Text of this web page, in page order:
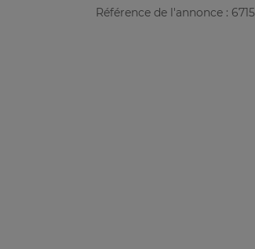
Référence de l'annonce :